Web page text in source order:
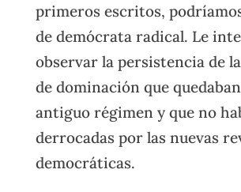
primeros escritos,
de demócrata radical. Le
observar la persistencia de
de dominación que
antiguo régimen y que no
derrocadas por las nuevas
democráticas.